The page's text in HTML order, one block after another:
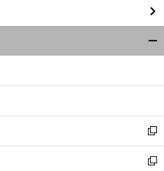
い
ウ
ィ
ン
ウ
開
く
新
し
い
新